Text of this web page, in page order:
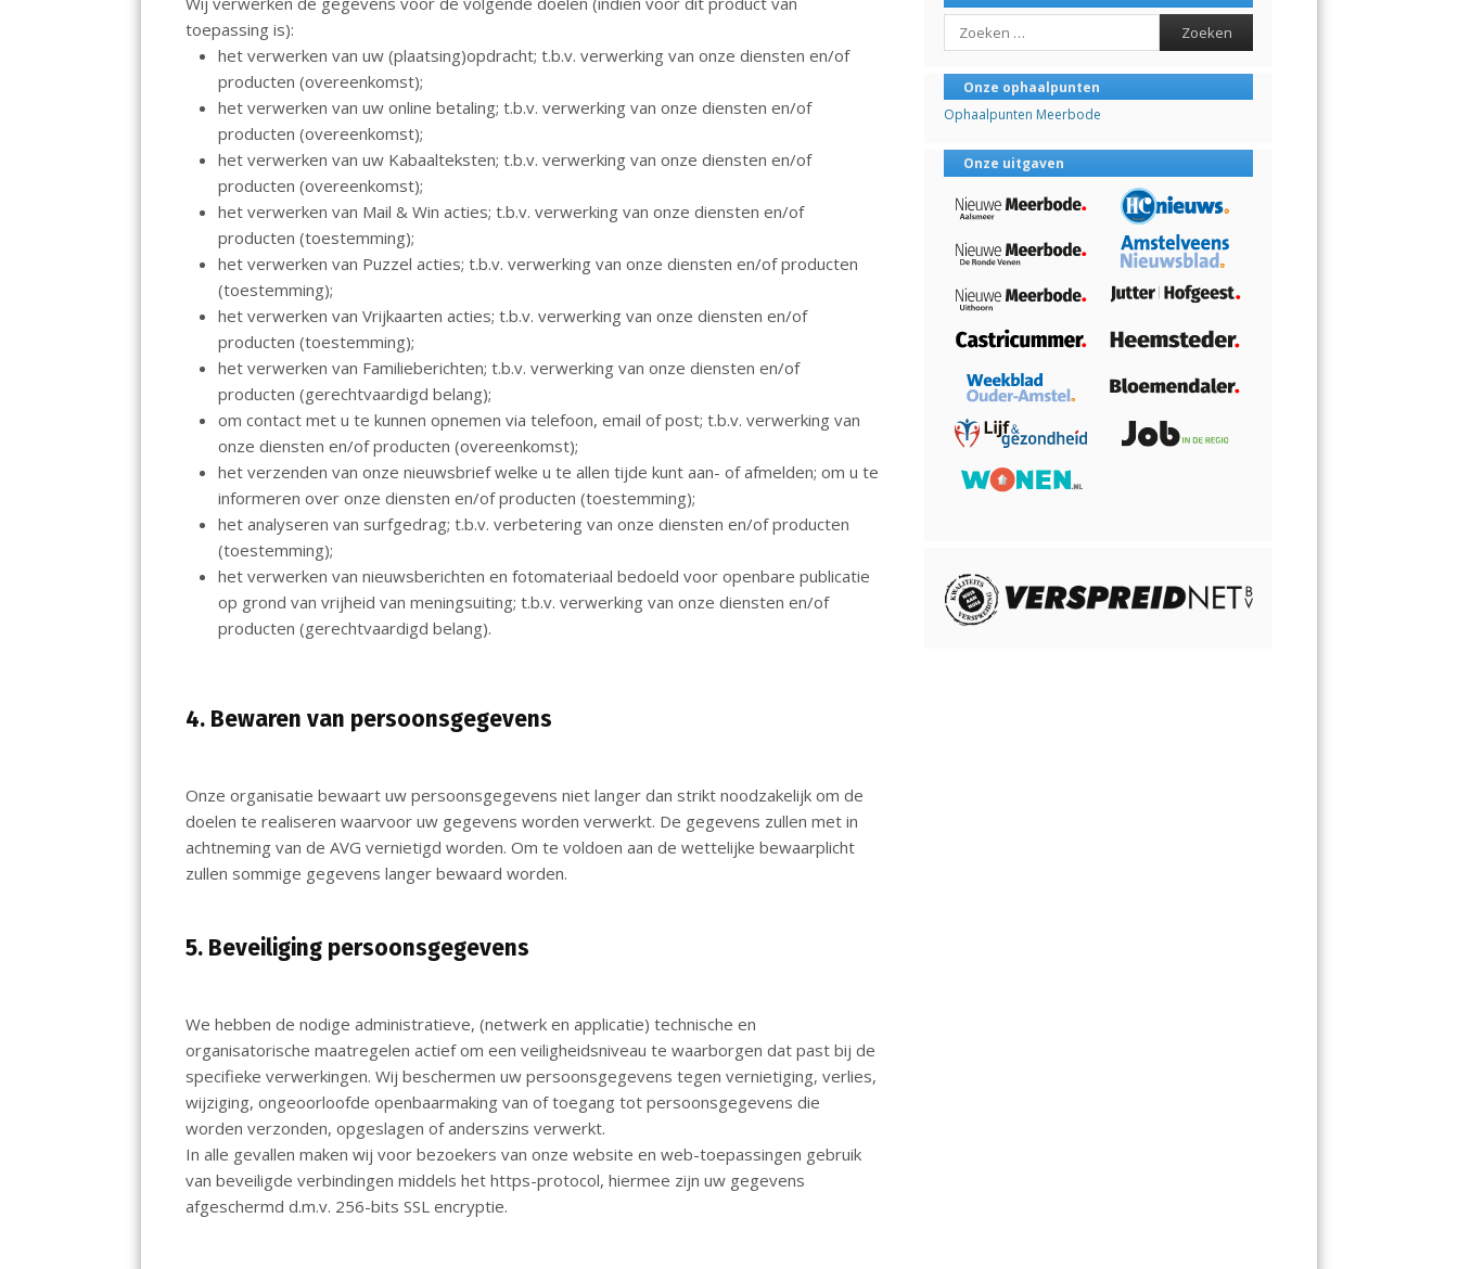
toepassing is):
het verwerken van uw (plaatsing)opdracht; t.b.v. verwerking van onze diensten en/of
producten (overeenkomst);
het verwerken van uw online betaling; t.b.v. verwerking van onze diensten en/of
producten (overeenkomst);
het verwerken van uw Kabaalteksten; t.b.v. verwerking van onze diensten en/of
producten (overeenkomst);
het verwerken van Mail & Win acties; t.b.v. verwerking van onze diensten en/of
producten (toestemming);
het verwerken van Puzzel acties; t.b.v. verwerking van onze diensten en/of producten
(toestemming);
het verwerken van Vrijkaarten acties; t.b.v. verwerking van onze diensten en/of
producten (toestemming);
het verwerken van Familieberichten; t.b.v. verwerking van onze diensten en/of
producten (gerechtvaardigd belang);
om contact met u te kunnen opnemen via telefoon, email of post; t.b.v. verwerking van
onze diensten en/of producten (overeenkomst);
het verzenden van onze nieuwsbrief welke u te allen tijde kunt aan- of afmelden; om u te
informeren over onze diensten en/of producten (toestemming);
het analyseren van surfgedrag; t.b.v. verbetering van onze diensten en/of producten
(toestemming);
het verwerken van nieuwsberichten en fotomateriaal bedoeld voor openbare publicatie
op grond van vrijheid van meningsuiting; t.b.v. verwerking van onze diensten en/of
producten (gerechtvaardigd belang).
4. Bewaren van persoonsgegevens
Onze organisatie bewaart uw persoonsgegevens niet langer dan strikt noodzakelijk om de
doelen te realiseren waarvoor uw gegevens worden verwerkt. De gegevens zullen met in
achtneming van de AVG vernietigd worden. Om te voldoen aan de wettelijke bewaarplicht
zullen sommige gegevens langer bewaard worden.
5. Beveiliging persoonsgegevens
We hebben de nodige administratieve, (netwerk en applicatie) technische en
organisatorische maatregelen actief om een veiligheidsniveau te waarborgen dat past bij de
specifieke verwerkingen. Wij beschermen uw persoonsgegevens tegen vernietiging, verlies,
wijziging, ongeoorloofde openbaarmaking van of toegang tot persoonsgegevens die
worden verzonden, opgeslagen of anderszins verwerkt.
In alle gevallen maken wij voor bezoekers van onze website en web-toepassingen gebruik
van beveiligde verbindingen middels het https-protocol, hiermee zijn uw gegevens
afgeschermd d.m.v. 256-bits SSL encryptie.
Search
Onze ophaalpunten
Ophaalpunten Meerbode
Onze uitgaven